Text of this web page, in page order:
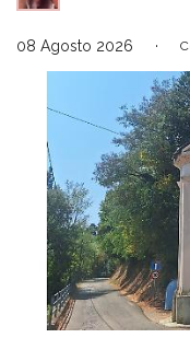
08 Agosto 2026